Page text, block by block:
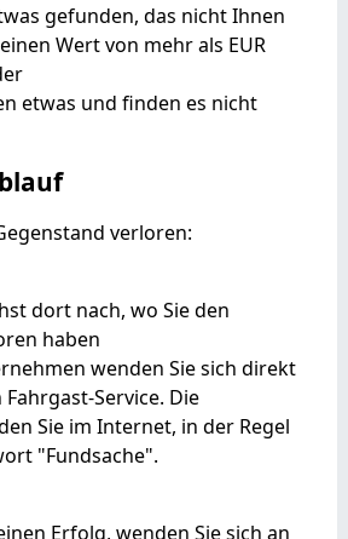
gefunden, das nicht Ihnen
Wert von mehr als EUR
etwas und finden es nicht
verloren:
dort nach, wo Sie den
haben
wenden Sie sich direkt
Service. Die
Sie im Internet, in der Regel
"Fundsache".
Erfolg, wenden Sie sich an